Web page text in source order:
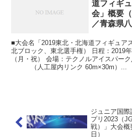
道フィギ
会」概要
／青森県八
■大会名「2019東北・北海道フィギュア
北ブロック、東北選手権） 日程：2019
（月・祝） 会場：テクノルアイスパー
（人工屋内リンク 60m×30m）...
ジュニア国
プリ2023（
戦）」大会概
日）